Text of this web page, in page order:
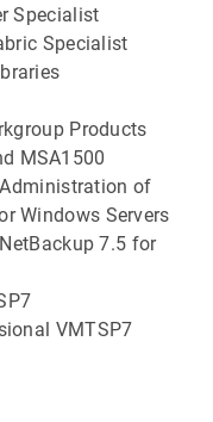
Specialist
Specialist
Products
MSA1500
of
Windows Servers
7.5 for
VMTSP7